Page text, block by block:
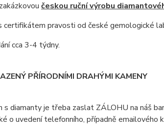
českou ruční výrobu
certifikátem pravosti od české gemologické
cca 3-4 týdny.
PŘÍRODNÍMI DRAHÝMI KAMENY
s diamanty je třeba zaslat ZÁLOHU na náš
o uvedení telefonního, případně